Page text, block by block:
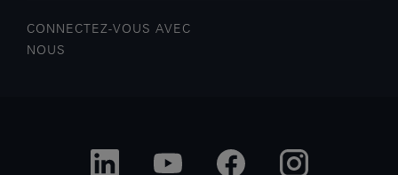
CONNECTEZ-VOUS AVEC
NOUS